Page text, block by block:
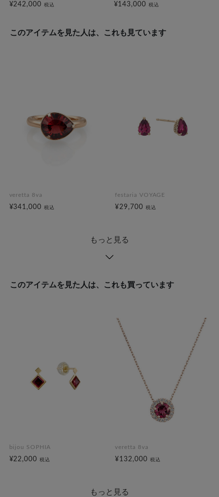
¥242,000税込 ¥143,000税込
このアイテムを見た人は、これも見ています
veretta 8va
¥341,000税込
festaria VOYAGE
¥29,700 税込
もっと見る
このアイテムを見た人は、これも買っています
bijou SOPHIA
¥22,000税込
veretta 8va
¥132,000 税込
もっと見る